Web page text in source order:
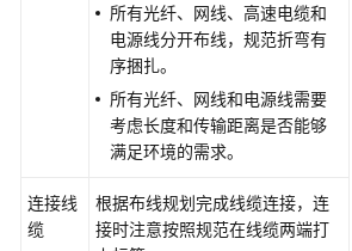
配
置
准
备
创
建
站
所有光纤、网线、高速电缆和
电源线分开布线，规范折弯有
序捆扎。
所有光纤、网线和电源线需要
考虑长度和传输距离是否能够
满足环境的需求。
连接线
缆
根据布线规划完成线缆连接，连
接时注意按照规范在线缆两端打